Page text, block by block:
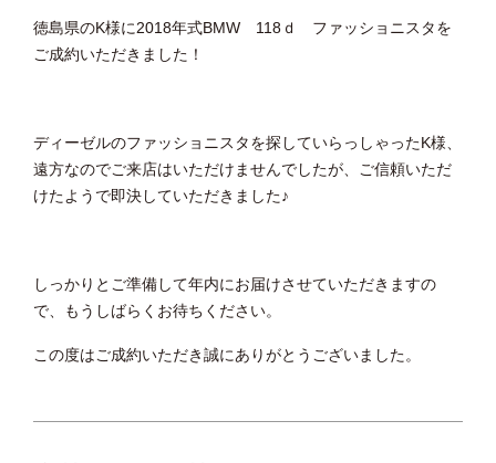
徳島県のK様に2018年式BMW 118ｄ ファッショニスタを
ご成約いただきました！
ディーゼルのファッショニスタを探していらっしゃったK様、
遠方なのでご来店はいただけませんでしたが、ご信頼いただ
けたようで即決していただきました♪
しっかりとご準備して年内にお届けさせていただきますの
で、もうしばらくお待ちください。
この度はご成約いただき誠にありがとうございました。